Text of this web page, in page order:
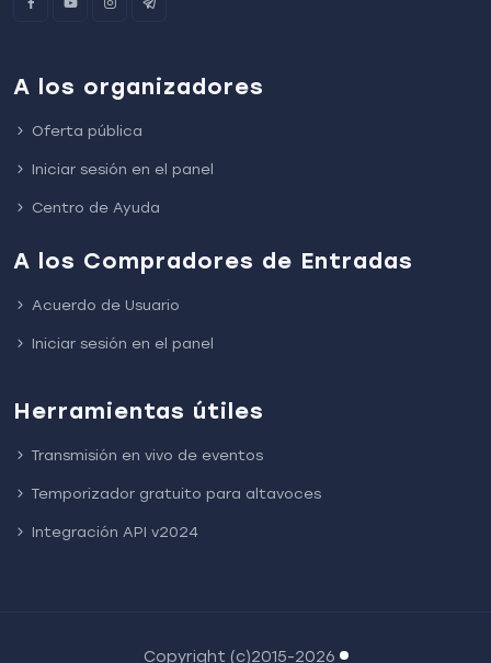
A los organizadores
Oferta pública
Iniciar sesión en el panel
Centro de Ayuda
A los Compradores de Entradas
Acuerdo de Usuario
Iniciar sesión en el panel
Herramientas útiles
Transmisión en vivo de eventos
Temporizador gratuito para altavoces
Integración API v2024
Copyright (c)2015-2026